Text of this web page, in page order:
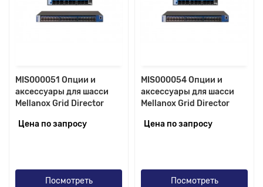
MIS000051 Опции и
аксессуары для шасси
Mellanox Grid Director
Цена по запросу
Посмотреть
MIS000054 Опции и
аксессуары для шасси
Mellanox Grid Director
Цена по запросу
Посмотреть